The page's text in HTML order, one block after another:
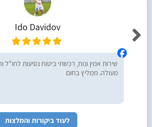
Ido Davidov
שירות אמין ונוח, רכשתי ביטוח נסיעות לחו"ל
מעולה. ממליץ בחום
לעוד ביקורות והמלצות